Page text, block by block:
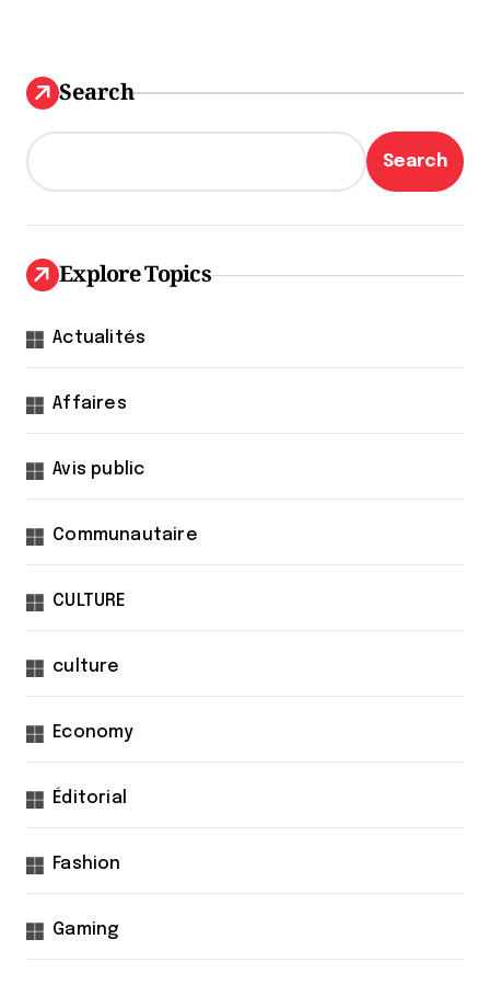
Search
Search
Explore Topics
Actualités
Affaires
Avis public
Communautaire
CULTURE
culture
Economy
Éditorial
Fashion
Gaming